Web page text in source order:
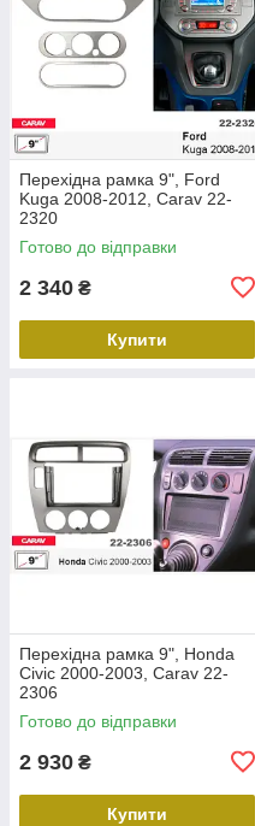
Перехідна рамка 9", Ford
Kuga 2008-2012, Carav 22-
2320
Готово до відправки
2 340 ₴
Купити
Перехідна рамка 9", Honda
Civic 2000-2003, Carav 22-
2306
Готово до відправки
2 930 ₴
Купити